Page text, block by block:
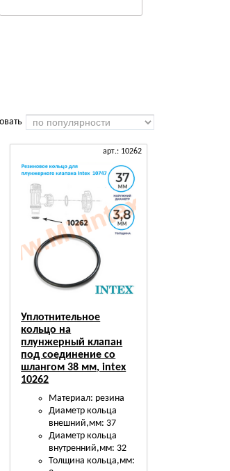
арт.: 10262
Уплотнительное
кольцо на
плунжерный клапан
под соединение со
шлангом 38 мм, intex
10262
Материал: резина
Диаметр кольца
внешний,мм: 37
Диаметр кольца
внутренний,мм: 32
Толщина кольца,мм: